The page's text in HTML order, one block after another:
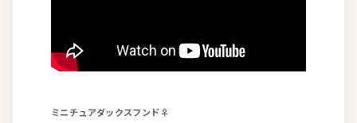
ミニチュアダックスフンド♀